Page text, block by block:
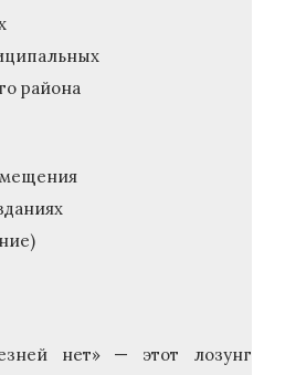
района
нет» — этот лозунг